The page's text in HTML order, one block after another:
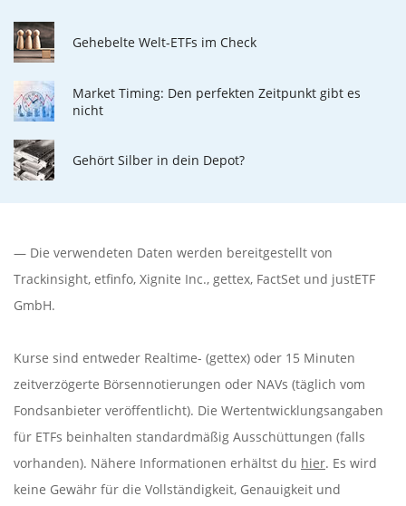
Gehebelte Welt-ETFs im Check
Market Timing: Den perfekten Zeitpunkt gibt es
nicht
Gehört Silber in dein Depot?
— Die verwendeten Daten werden bereitgestellt von
Trackinsight, etfinfo, Xignite Inc., gettex, FactSet und justETF
GmbH.
Kurse sind entweder Realtime- (gettex) oder 15 Minuten
zeitverzögerte Börsennotierungen oder NAVs (täglich vom
Fondsanbieter veröffentlicht). Die Wertentwicklungsangaben
für ETFs beinhalten standardmäßig Ausschüttungen (falls
vorhanden). Nähere Informationen erhältst du hier. Es wird
keine Gewähr für die Vollständigkeit, Genauigkeit und